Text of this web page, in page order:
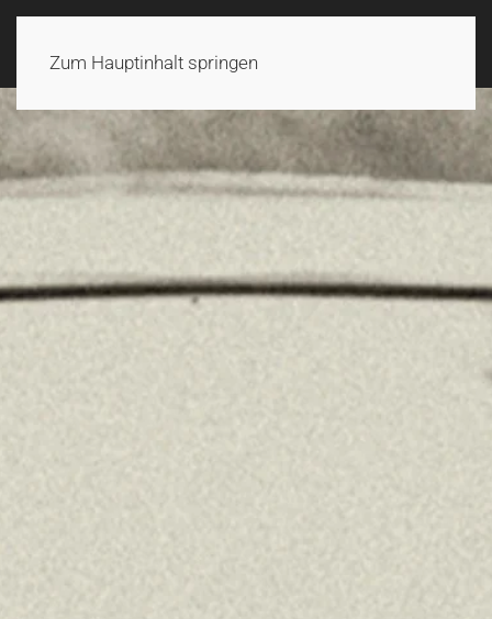
Zum Hauptinhalt springen